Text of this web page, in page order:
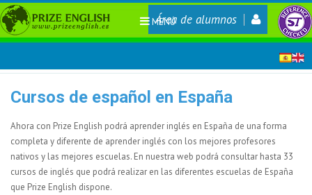
Área de alumnos
MENÚ
Cursos de español en España
Ahora con Prize English podrá aprender inglés en España de una forma
completa y diferente de aprender inglés con los mejores profesores
nativos y las mejores escuelas. En nuestra web podrá consultar hasta 33
cursos de inglés que podrá realizar en las diferentes escuelas de España
que Prize English dispone.